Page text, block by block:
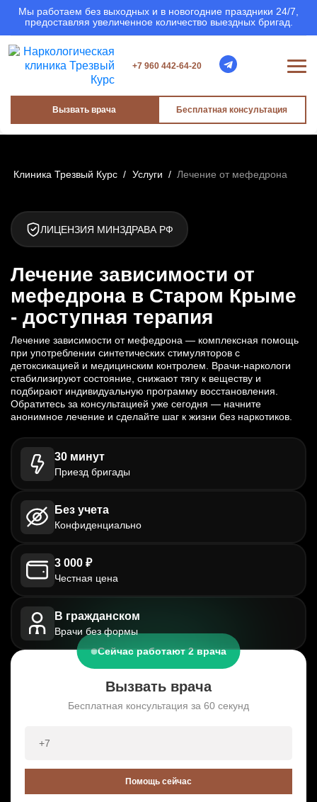
Мы работаем без выходных и в новогодние праздники 24/7,
предоставляя увеличенное количество выездных бригад.
+7 960 442-64-20
Вызвать врача Бесплатная консультация
Клиника Трезвый Курс / Услуги / Лечение от мефедрона
ЛИЦЕНЗИЯ МИНЗДРАВА РФ
Лечение зависимости от
мефедрона в Старом Крыме
- доступная терапия
Лечение зависимости от мефедрона — комплексная помощь
при употреблении синтетических стимуляторов с
детоксикацией и медицинским контролем. Врачи-наркологи
стабилизируют состояние, снижают тягу к веществу и
подбирают индивидуальную программу восстановления.
Обратитесь за консультацией уже сегодня — начните
анонимное лечение и сделайте шаг к жизни без наркотиков.
30 минут
Приезд бригады
Без учета
Конфиденциально
3 000 ₽
Честная цена
В гражданском
Врачи без формы
Сейчас работают 2 врача
Вызвать врача
Бесплатная консультация за 60 секунд
Помощь сейчас